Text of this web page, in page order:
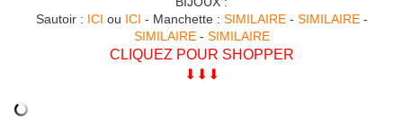
Sautoir : ICI ou ICI - Manchette : SIMILAIRE- SIMILAIRE-
SIMILAIRE- SIMILAIRE
CLIQUEZ POUR SHOPPER
⬇︎⬇︎⬇︎